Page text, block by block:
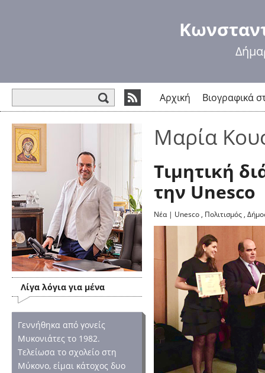
Αρχική Βιογραφικά
Λίγα λόγια για μένα
Γεννήθηκα από γονείς
Μυκονιάτες το 1982.
Τελείωσα το σχολείο στη
Μύκονο, είμαι κάτοχος δυο
Μαρία
Τιμητική
την Unesco
Νέα| Unesco , Πολιτισμός ,